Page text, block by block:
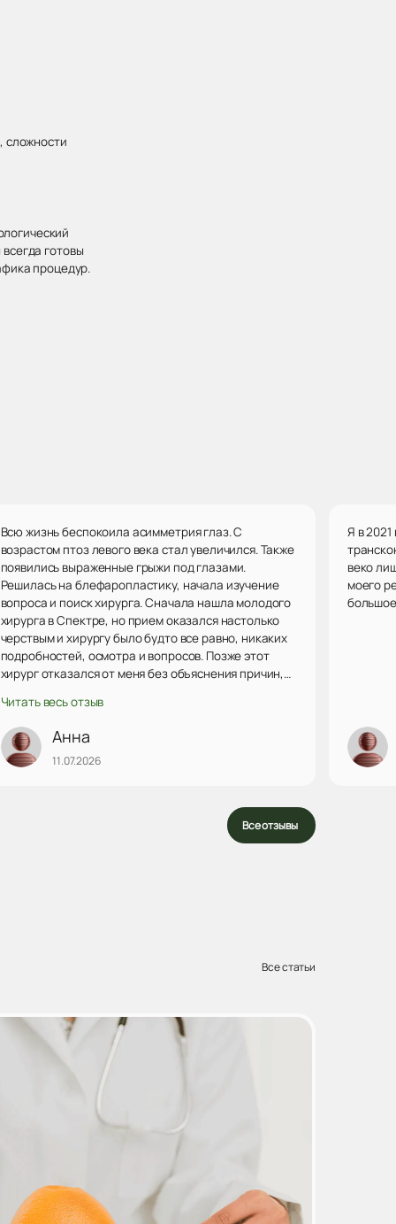
сложности
готовы
процедур.
Всю жизнь беспокоила асимметрия глаз. С
возрастом птоз левого века стал увеличился. Также
появились выраженные грыжи под глазами.
Решилась на блефаропластику, начала изучение
вопроса и поиск хирурга. Сначала нашла молодого
хирурга в Спектре, но прием оказался настолько
черствым и хирургу было будто все равно, никаких
подробностей, осмотра и вопросов. Позже этот
хирург отказался от меня без объяснения причин,
Выбрала хирурга в ИПХиК, но у него была запись
совсем не скоро и мне девушка по телефону
посоветовала записаться на консультацию к Сырбу
Веронике Сергеевне. На приеме Вероника
Такой прием сразу покорил мое сердечко и я сразу
Читать весь отзыв
Анна
11.07.2026
Я в
веко
моего
Все отзывы
Все статьи